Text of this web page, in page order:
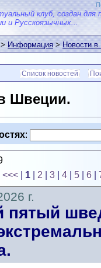
клуб, создан для
и Русскоязычных...
Информация>Новости
Список новостей
Швеции.
:
<<<
1 2 3 4 5 6
г.